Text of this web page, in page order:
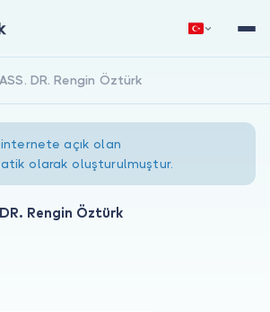
Giriş Yap
ASS. DR. Rengin Öztürk
açık olan
olarak oluşturulmuştur.
Rengin Öztürk